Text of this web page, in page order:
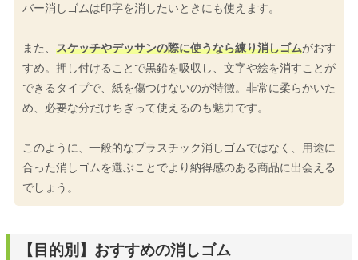
バー消しゴムは印字を消したいときにも使えます。
また、 スケッチやデッサンの際に使うなら練り消しゴムがおす
すめ。押し付けることで黒鉛を吸収し、文字や絵を消すことが
できるタイプで、紙を傷つけないのが特徴。非常に柔らかいた
め、必要な分だけちぎって使えるのも魅力です。
このように、一般的なプラスチック消しゴムではなく、用途に
合った消しゴムを選ぶことでより納得感のある商品に出会える
でしょう。
【目的別】おすすめの消しゴム